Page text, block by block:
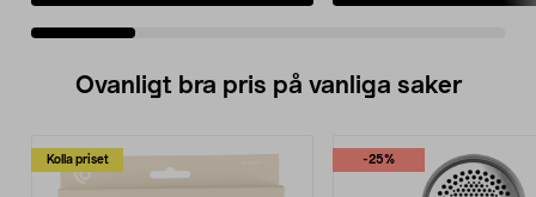
Ovanligt bra pris på vanliga saker
Kolla priset -25%